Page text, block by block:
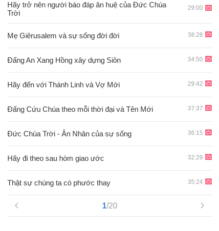
Hãy trở nên người báo đáp ân huệ của Đức Chúa
Trời
29:00
Mẹ Giêrusalem và sự sống đời đời 38:28
Đấng An Xang Hồng xây dựng Siôn 34:50
Hãy đến với Thánh Linh và Vợ Mới 29:42
Ðấng Cứu Chúa theo mỗi thời đại và Tên Mới 37:37
Đức Chúa Trời - Ân Nhân của sự sống 36:15
Hãy đi theo sau hòm giao ước 32:29
Thật sự chúng ta có phước thay 35:24
1/20